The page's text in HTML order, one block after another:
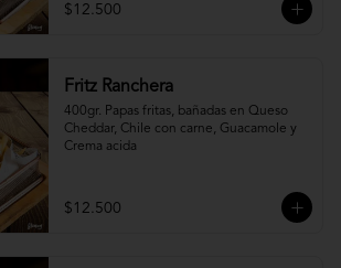
$12.500
Fritz Ranchera
400gr. Papas fritas, bañadas en Queso
Cheddar, Chile con carne, Guacamole y
Crema acida
$12.500